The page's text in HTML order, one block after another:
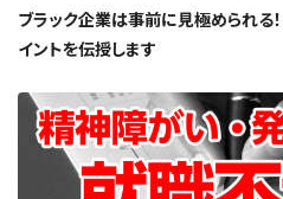
ブラック企業は事前に見極められる
イントを伝授します